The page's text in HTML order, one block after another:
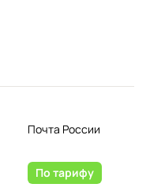
Почта России
По тарифу